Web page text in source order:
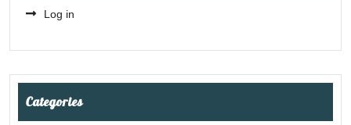
Log in
Categories